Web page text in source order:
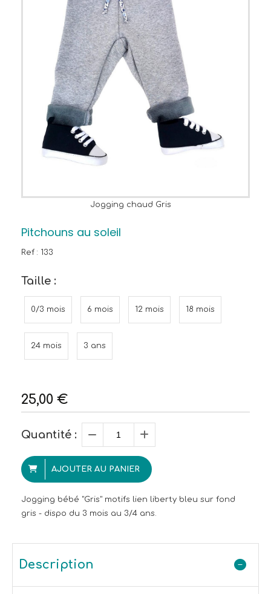
Jogging chaud Gris
Pitchouns au soleil
Ref : 133
Taille :
0/3 mois 6 mois 12 mois 18 mois
24 mois 3 ans
25,00 €
Quantité :
AJOUTER AU PANIER
Jogging bébé "Gris" motifs lien liberty bleu sur fond
gris - dispo du 3 mois au 3/4 ans.
Description